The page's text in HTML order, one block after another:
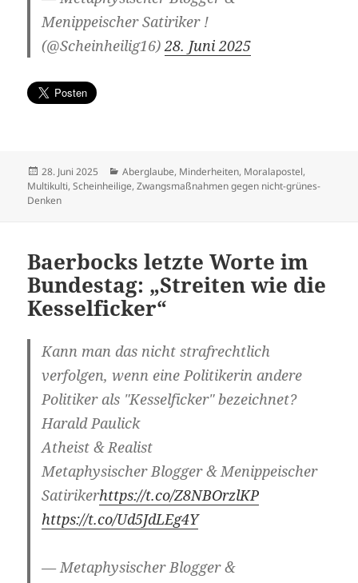
Menippeischer Satiriker !
(@Scheinheilig16)28. Juni 2025
Veröffentlicht
am
28. Juni 2025 Kategorien
Aberglaube, Minderheiten, Moralapostel,
Multikulti,Scheinheilige,Zwangsmaßnahmen gegen nicht-grünes-
Denken
Baerbocks letzte Worte im
Bundestag: „Streiten wie die
Kesselficker“
Kann man das nicht strafrechtlich
verfolgen, wenn eine Politikerin andere
Politiker als "Kesselficker" bezeichnet?
Harald Paulick
Atheist & Realist
Metaphysischer Blogger & Menippeischer
Satirikerhttps://t.co/Z8NBOrzlKP
https://t.co/Ud5JdLEg4Y
— Metaphysischer Blogger &